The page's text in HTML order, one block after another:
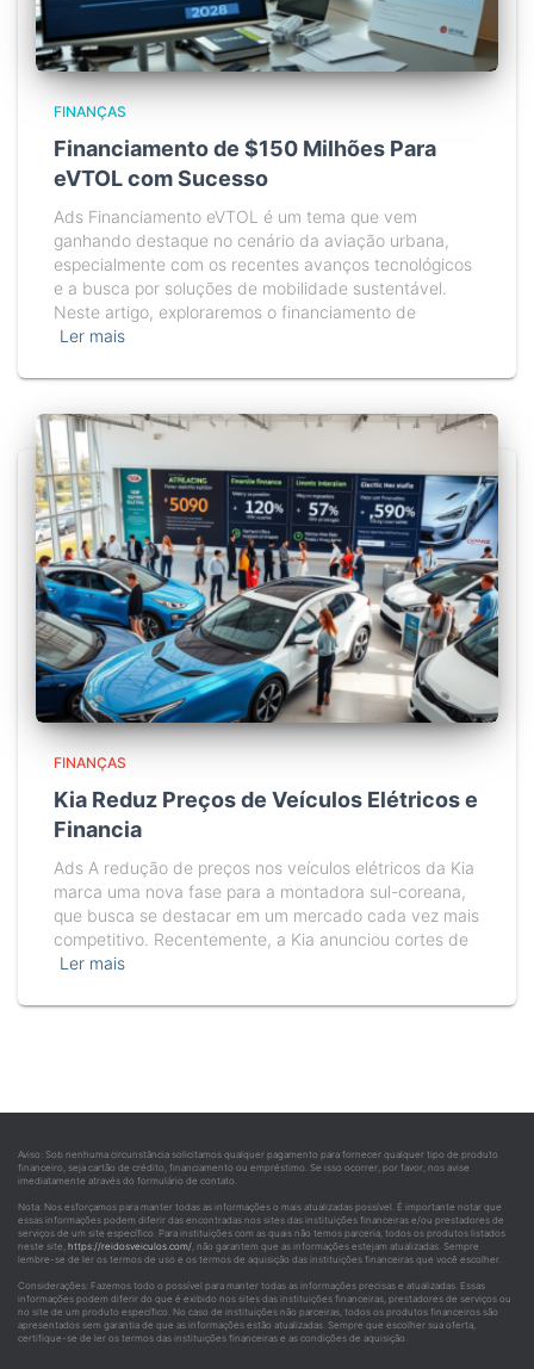
FINANÇAS
Financiamento de $150 Milhões Para
eVTOL com Sucesso
Ads Financiamento eVTOL é um tema que vem
ganhando destaque no cenário da aviação urbana,
especialmente com os recentes avanços tecnológicos
e a busca por soluções de mobilidade sustentável.
Neste artigo, exploraremos o financiamento de
Ler mais
FINANÇAS
Kia Reduz Preços de Veículos Elétricos e
Financia
Ads A redução de preços nos veículos elétricos da Kia
marca uma nova fase para a montadora sul-coreana,
que busca se destacar em um mercado cada vez mais
competitivo. Recentemente, a Kia anunciou cortes de
Ler mais
Aviso: Sob nenhuma circunstância solicitamos qualquer pagamento para fornecer qualquer tipo de produto
financeiro, seja cartão de crédito, financiamento ou empréstimo. Se isso ocorrer, por favor, nos avise
imediatamente através do formulário de contato.
Nota: Nos esforçamos para manter todas as informações o mais atualizadas possível. É importante notar que
essas informações podem diferir das encontradas nos sites das instituições financeiras e/ou prestadores de
serviços de um site específico. Para instituições com as quais não temos parceria, todos os produtos listados
neste site, https://reidosveiculos.com/, não garantem que as informações estejam atualizadas. Sempre
lembre-se de ler os termos de uso e os termos de aquisição das instituições financeiras que você escolher.
Considerações: Fazemos todo o possível para manter todas as informações precisas e atualizadas. Essas
informações podem diferir do que é exibido nos sites das instituições financeiras, prestadores de serviços ou
no site de um produto específico. No caso de instituições não parceiras, todos os produtos financeiros são
apresentados sem garantia de que as informações estão atualizadas. Sempre que escolher sua oferta,
certifique-se de ler os termos das instituições financeiras e as condições de aquisição.